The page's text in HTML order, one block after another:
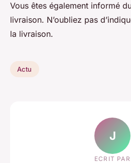
Vous êtes également informé
livraison. N’oubliez pas
la livraison.
Actu
J
ECRIT PAR